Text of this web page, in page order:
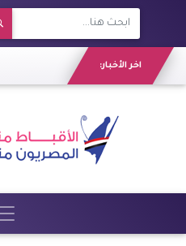
اخر الأخبار: